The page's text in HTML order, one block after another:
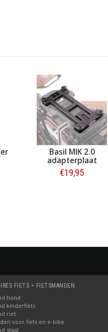
Basil MIK 2.0
adapterplaat
€19,95
FIETS > FIETSMANDEN
hond
kinderfiets
riet
voor fiets en e-bike
staal